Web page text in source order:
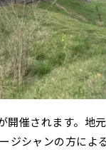
開催されます。地元
ジシャンの方によ